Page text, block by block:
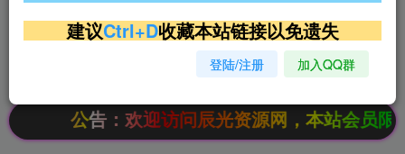
超低价文字广告位招租 超低价文字广告位招租
超低价文字广告位招租
欢迎访问辰光资源网，本站会员限时特惠，
建议Ctrl+D收藏本站链接以免遗失
登陆/注册 加入QQ群